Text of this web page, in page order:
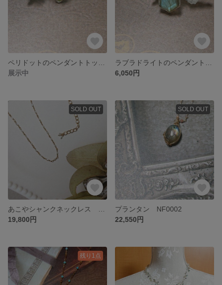
展示中
6,050円
SOLD OUT
19,800円
SOLD OUT
プランタン NF0002
22,550円
残り1点